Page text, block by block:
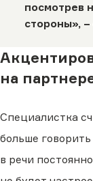
посмотрев
стороны», −
на
Специалистка
больше
в речи